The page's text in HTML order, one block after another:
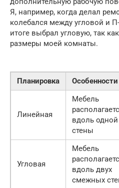
Я, например, когда делал
колебался между угловой и
итоге выбрал угловую, так
размеры моей комнаты.
Планировка Особенности
Линейная
Мебель
вдоль одной
стены
Угловая
Мебель
вдоль двух
смежных